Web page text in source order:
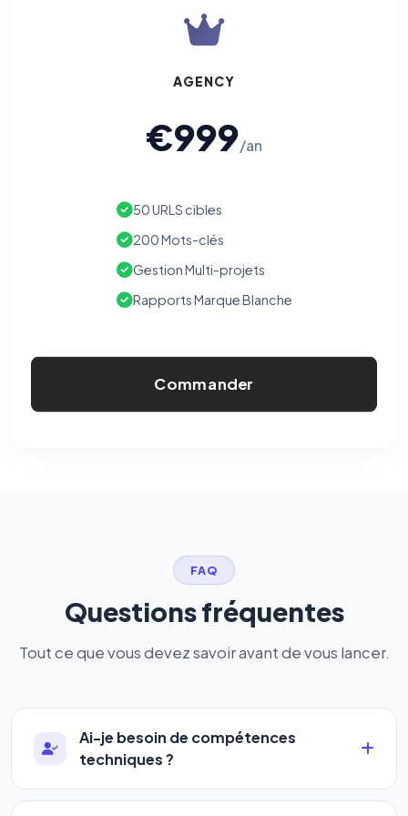
AGENCY
€999/an
50 URLS cibles
200 Mots-clés
Gestion Multi-projets
Rapports Marque Blanche
Commander
FAQ
Questions fréquentes
Tout ce que vous devez savoir avant de vous lancer.
Ai-je besoin de compétences
techniques ?
Absolument pas. Notre logiciel a été conçu pour